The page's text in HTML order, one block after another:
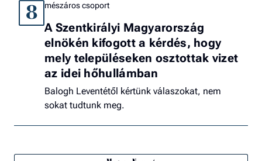
8 mészáros csoport
A Szentkirályi Magyarország
elnökén kifogott a kérdés, hogy
mely településeken osztottak vizet
az idei hőhullámban
Balogh Leventétől kértünk válaszokat, nem
sokat tudtunk meg.